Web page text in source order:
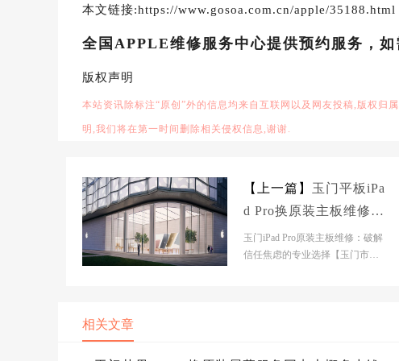
本文链接:https://www.gosoa.com.cn/apple/35188.html
全国APPLE维修服务中心提供预约服务，
版权声明
本站资讯除标注“原创”外的信息均来自互联网以及网友投稿,版权归
明,我们将在第一时间删除相关侵权信息,谢谢.
【上一篇】 玉门平板iPa
d Pro换原装主板维修中
心大概多少钱
玉门iPad Pro原装主板维修：破解
信任焦虑的专业选择【玉门市】
相关文章